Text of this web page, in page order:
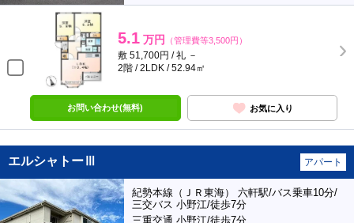
5.1 万円 （管理費等3,500円）
敷 51,700円 / 礼 －
2階 / 2LDK / 52.94㎡
お問い合わせ(無料) お気に入り
エルシャトーⅢ アパート
紀勢本線（ＪＲ東海） 六軒駅/バス乗車10分/
三交バス 小野江/徒歩7分
三重交通 小野江/徒歩7分